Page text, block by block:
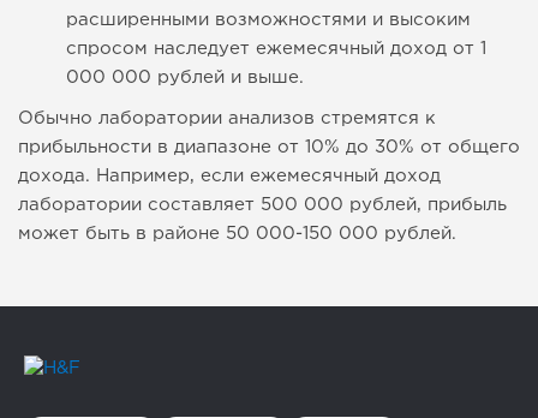
расширенными возможностями и высоким
спросом наследует ежемесячный доход от 1
000 000 рублей и выше.
Обычно лаборатории анализов стремятся к
прибыльности в диапазоне от 10% до 30% от общего
дохода. Например, если ежемесячный доход
лаборатории составляет 500 000 рублей, прибыль
может быть в районе 50 000-150 000 рублей.